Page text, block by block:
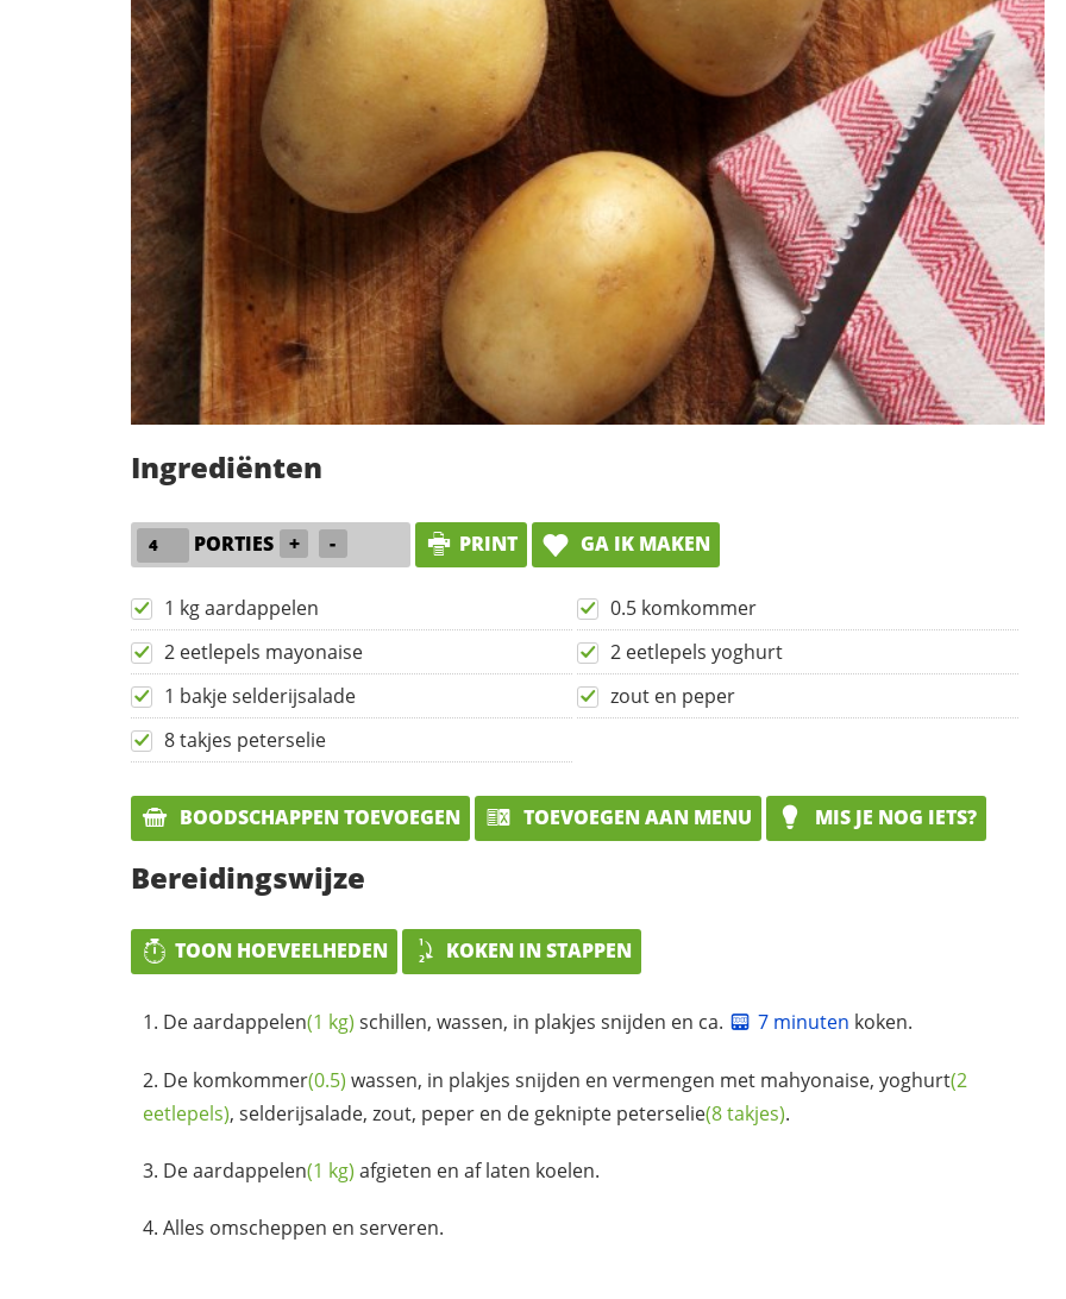
Ingrediënten
PORTIES + - PRINT GA IK MAKEN
1 kg aardappelen
0.5 komkommer
2 eetlepels mayonaise
2 eetlepels yoghurt
1 bakje selderijsalade
zout en peper
8 takjes peterselie
BOODSCHAPPEN TOEVOEGEN TOEVOEGEN AAN MENU MIS JE NOG IETS?
Bereidingswijze
TOON HOEVEELHEDEN KOKEN IN STAPPEN
Deaardappelen(1 kg) schillen, wassen, in plakjes snijden en ca. 7 minuten koken.
De komkommer(0.5) wassen, in plakjes snijden en vermengen met mahyonaise, yoghurt(2
eetlepels), selderijsalade, zout, peper en de geknipte peterselie(8 takjes).
Deaardappelen(1 kg) afgieten en af laten koelen.
Alles omscheppen en serveren.